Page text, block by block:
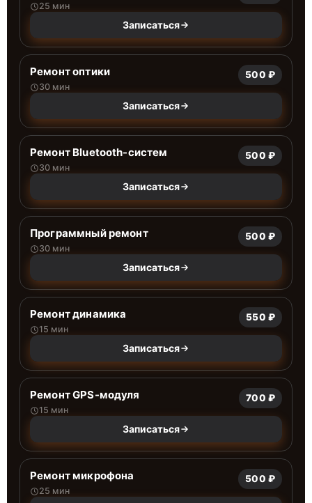
25 мин
Записаться
Ремонт оптики
30 мин
500 ₽
Записаться
Ремонт Bluetooth-систем
30 мин
500 ₽
Записаться
Программный ремонт
30 мин
500 ₽
Записаться
Ремонт динамика
15 мин
550 ₽
Записаться
Ремонт GPS-модуля
15 мин
700 ₽
Записаться
Ремонт микрофона
25 мин
500 ₽